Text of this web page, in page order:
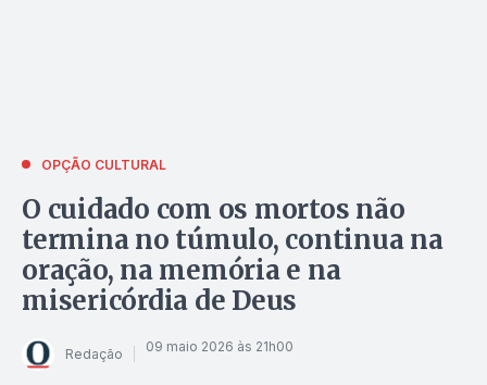
OPÇÃO CULTURAL
O cuidado com os mortos não
termina no túmulo, continua na
oração, na memória e na
misericórdia de Deus
Redação 09 maio 2026 às 21h00